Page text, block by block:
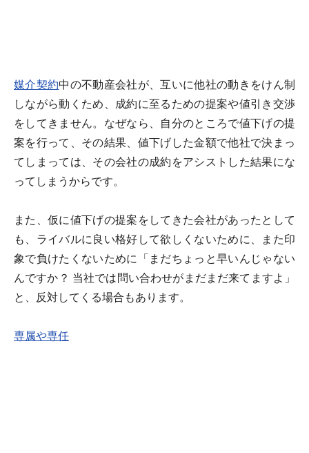
媒介契約中の不動産会社が、互いに他社の動きをけん制
しながら動くため、成約に至るための提案や値引き交渉
をしてきません。なぜなら、自分のところで値下げの提
案を行って、その結果、値下げした金額で他社で決まっ
てしまっては、その会社の成約をアシストした結果にな
ってしまうからです。
また、仮に値下げの提案をしてきた会社があったとして
も、ライバルに良い格好して欲しくないために、また印
象で負けたくないために「まだちょっと早いんじゃない
んですか？ 当社では問い合わせがまだまだ来てますよ」
と、反対してくる場合もあります。
専属や専任